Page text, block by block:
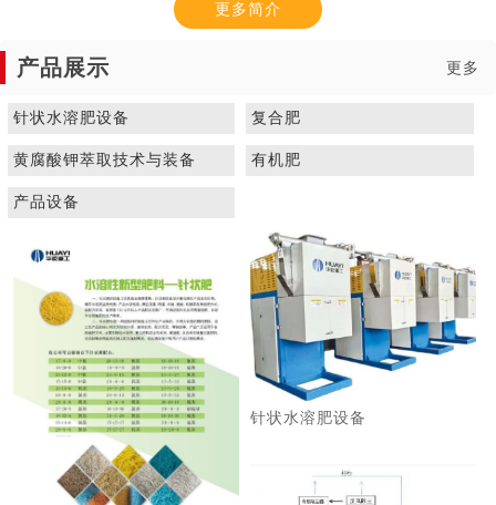
更多简介
产品展示 更多
针状水溶肥设备 复合肥
黄腐酸钾萃取技术与装备 有机肥
产品设备
针状水溶肥设备